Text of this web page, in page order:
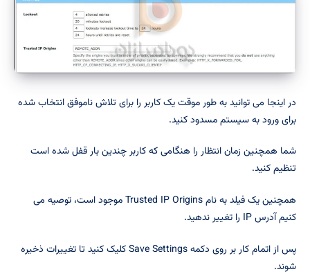
در اینجا می توانید به طور موقت یک کاربر را برای تلاش ناموفق انتخاب شده
برای ورود به سیستم مسدود کنید.
شما همچنین زمان انتظار را هنگامی که کاربر چندین بار قفل شده است
تنظیم کنید.
همچنین یک فیلد به نام Trusted IP Origins موجود است، توصیه می
کنیم آدرس IP را تغییر ندهید.
پس از اتمام کار بر روی دکمه Save Settings کلیک کنید تا تغییرات ذخیره
شوند.